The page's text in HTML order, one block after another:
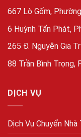
667 Lò Gốm,
6 Huỳnh Tấn Phát,
265 Đ. Nguyễn Gia
88 Trần Bình Trọng,
DỊCH VỤ
Dịch Vụ Chuyển Nhà